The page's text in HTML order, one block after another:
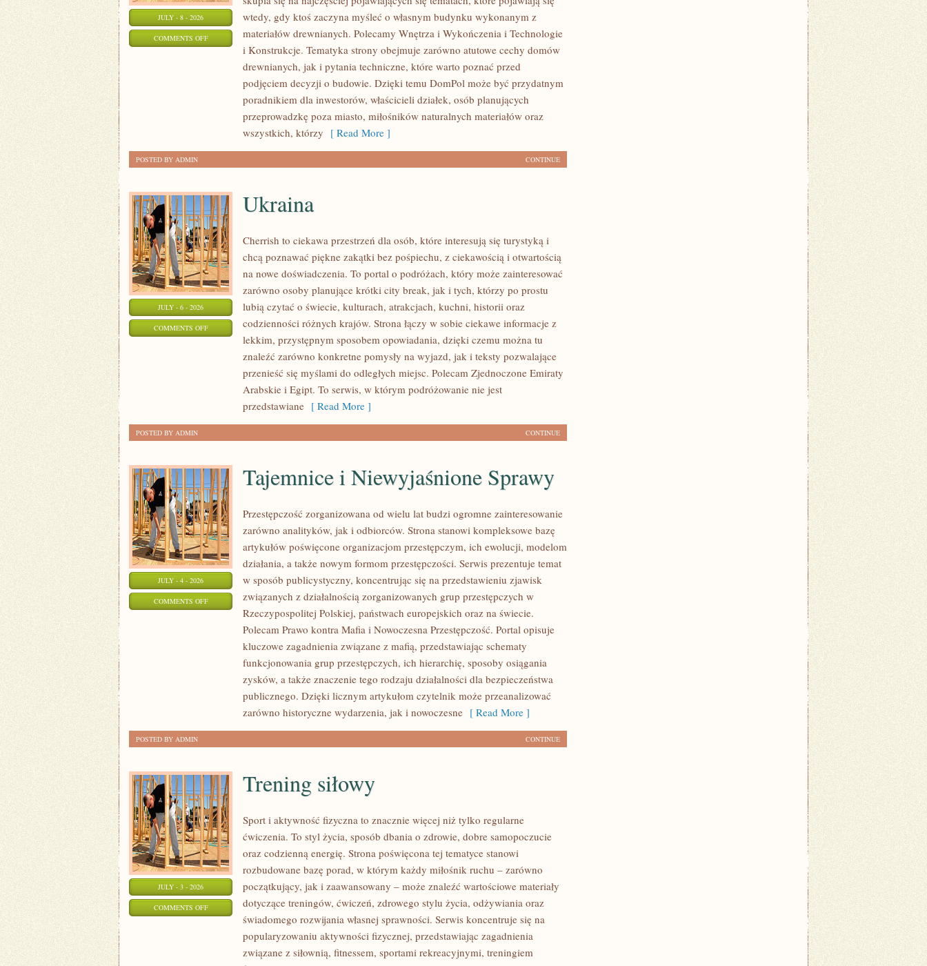
JULY - 8 - 2026
COMMENTS OFFON
FINANSOWANIE
wtedy, gdy ktoś zaczyna myśleć o własnym budynku wykonanym z
materiałów drewnianych. Polecamy Wnętrza i Wykończenia i Technologie
i Konstrukcje. Tematyka strony obejmuje zarówno atutowe cechy domów
drewnianych, jak i pytania techniczne, które warto poznać przed
podjęciem decyzji o budowie. Dzięki temu DomPol może być przydatnym
poradnikiem dla inwestorów, właścicieli działek, osób planujących
przeprowadzkę poza miasto, miłośników naturalnych materiałów oraz
wszystkich, którzy [ Read More ]
CONTINUE
POSTED BY ADMIN
JULY - 6 - 2026
COMMENTS OFFON
Ukraina
Cherrish to ciekawa przestrzeń dla osób, które interesują się turystyką i
chcą poznawać piękne zakątki bez pośpiechu, z ciekawością i otwartością
na nowe doświadczenia. To portal o podróżach, który może zainteresować
zarówno osoby planujące krótki city break, jak i tych, którzy po prostu
lubią czytać o świecie, kulturach, atrakcjach, kuchni, historii oraz
codzienności różnych krajów. Strona łączy w sobie ciekawe informacje z
lekkim, przystępnym sposobem opowiadania, dzięki czemu można tu
znaleźć zarówno konkretne pomysły na wyjazd, jak i teksty pozwalające
przenieść się myślami do odległych miejsc. Polecam Zjednoczone Emiraty
Arabskie i Egipt. To serwis, w którym podróżowanie nie jest
przedstawiane [ Read More ]
CONTINUE
POSTED BY ADMIN
JULY - 4 - 2026
COMMENTS OFFON
TAJEMNICE
NIEWYJAŚNIONE
Tajemnice i Niewyjaśnione Sprawy
Przestępczość zorganizowana od wielu lat budzi ogromne zainteresowanie
zarówno analityków, jak i odbiorców. Strona stanowi kompleksowe bazę
artykułów poświęcone organizacjom przestępczym, ich ewolucji, modelom
działania, a także nowym formom przestępczości. Serwis prezentuje temat
w sposób publicystyczny, koncentrując się na przedstawieniu zjawisk
związanych z działalnością zorganizowanych grup przestępczych w
Rzeczypospolitej Polskiej, państwach europejskich oraz na świecie.
Polecam Prawo kontra Mafia i Nowoczesna Przestępczość. Portal opisuje
kluczowe zagadnienia związane z mafią, przedstawiając schematy
funkcjonowania grup przestępczych, ich hierarchię, sposoby osiągania
zysków, a także znaczenie tego rodzaju działalności dla bezpieczeństwa
publicznego. Dzięki licznym artykułom czytelnik może przeanalizować
zarówno historyczne wydarzenia, jak i nowoczesne [ Read More ]
CONTINUE
POSTED BY ADMIN
JULY - 3 - 2026
COMMENTS OFFON
Trening siłowy
Sport i aktywność fizyczna to znacznie więcej niż tylko regularne
ćwiczenia. To styl życia, sposób dbania o zdrowie, dobre samopoczucie
oraz codzienną energię. Strona poświęcona tej tematyce stanowi
rozbudowane bazę porad, w którym każdy miłośnik ruchu – zarówno
początkujący, jak i zaawansowany – może znaleźć wartościowe materiały
dotyczące treningów, ćwiczeń, zdrowego stylu życia, odżywiania oraz
świadomego rozwijania własnej sprawności. Serwis koncentruje się na
popularyzowaniu aktywności fizycznej, przedstawiając zagadnienia
związane z siłownią, fitnessem, sportami rekreacyjnymi, treningiem